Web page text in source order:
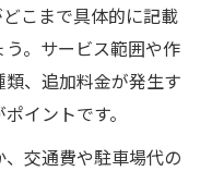
こまで具体的に記載
。サービス範囲や作
、追加料金が発生す
イントです。
交通費や駐車場代の